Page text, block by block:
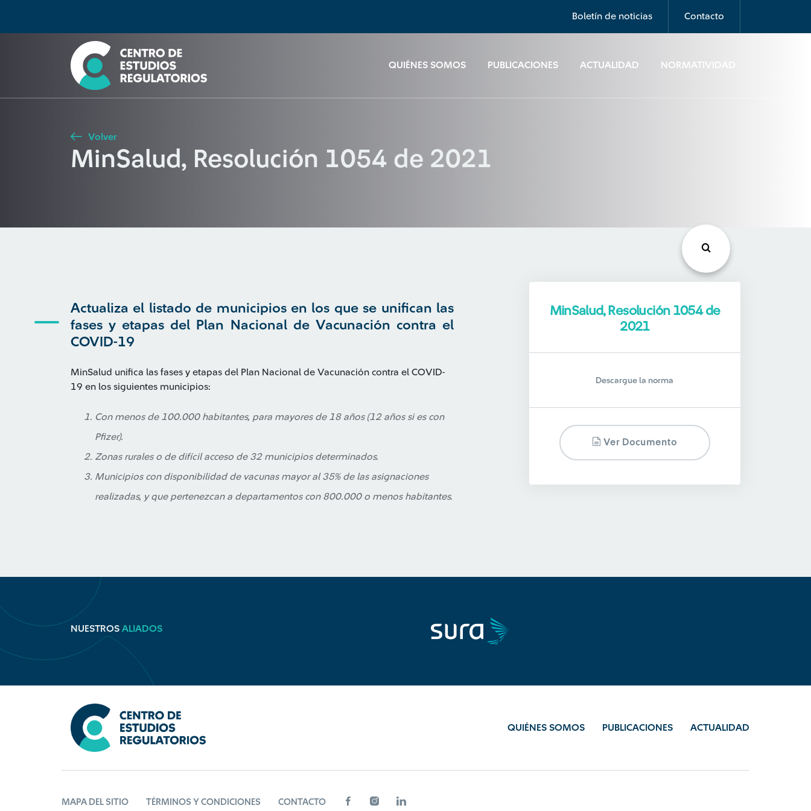
Boletín de noticias Contacto
QUIÉNES SOMOS PUBLICACIONES ACTUALIDAD NORMATIVIDAD
Seleccione país
Buscar
Volver
MinSalud, Resolución 1054 de 2021
Actualiza el listado de municipios en los que se unifican las
fases y etapas del Plan Nacional de Vacunación contra el
COVID-19
MinSalud unifica las fases y etapas del Plan Nacional de Vacunación contra el COVID-
19 en los siguientes municipios:
Con menos de 100.000 habitantes, para mayores de 18 años (12 años si es con
Pfizer).
Zonas rurales o de difícil acceso de 32 municipios determinados.
Municipios con disponibilidad de vacunas mayor al 35% de las asignaciones
realizadas, y que pertenezcan a departamentos con 800.000 o menos habitantes.
MinSalud, Resolución 1054 de
2021
Descargue la norma
Ver Documento
NUESTROS ALIADOS
QUIÉNES SOMOS PUBLICACIONES ACTUALIDAD
MAPA DEL SITIO TÉRMINOS Y CONDICIONES CONTACTO